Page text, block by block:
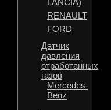
LANCIA)
RENAULT
FORD
Датчик
давления
отработанных
газов
Mercedes-
Benz